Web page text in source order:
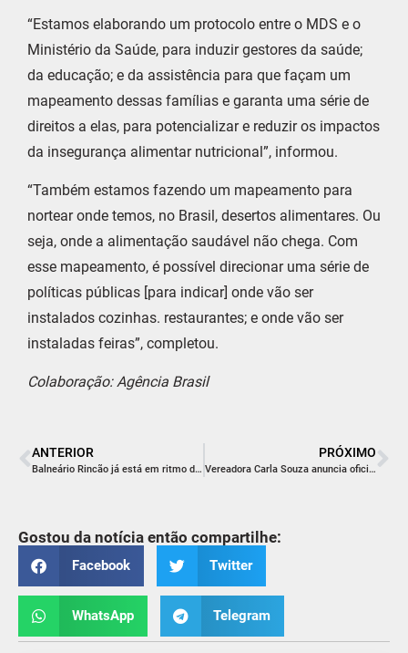
“Estamos elaborando um protocolo entre o MDS e o
Ministério da Saúde, para induzir gestores da saúde;
da educação; e da assistência para que façam um
mapeamento dessas famílias e garanta uma série de
direitos a elas, para potencializar e reduzir os impactos
da insegurança alimentar nutricional”, informou.
“Também estamos fazendo um mapeamento para
nortear onde temos, no Brasil, desertos alimentares. Ou
seja, onde a alimentação saudável não chega. Com
esse mapeamento, é possível direcionar uma série de
políticas públicas [para indicar] onde vão ser
instalados cozinhas. restaurantes; e onde vão ser
instaladas feiras”, completou.
Colaboração: Agência Brasil
ANTERIOR
Balneário Rincão já está em ritmo de Festa da Tainha
PRÓXIMO
Vereadora Carla Souza anuncia oficialmente pré-candidatura à majoritária visando eleger mais mulheres no legislativo de Içara
Gostou da notícia então compartilhe:
Facebook Twitter
WhatsApp Telegram